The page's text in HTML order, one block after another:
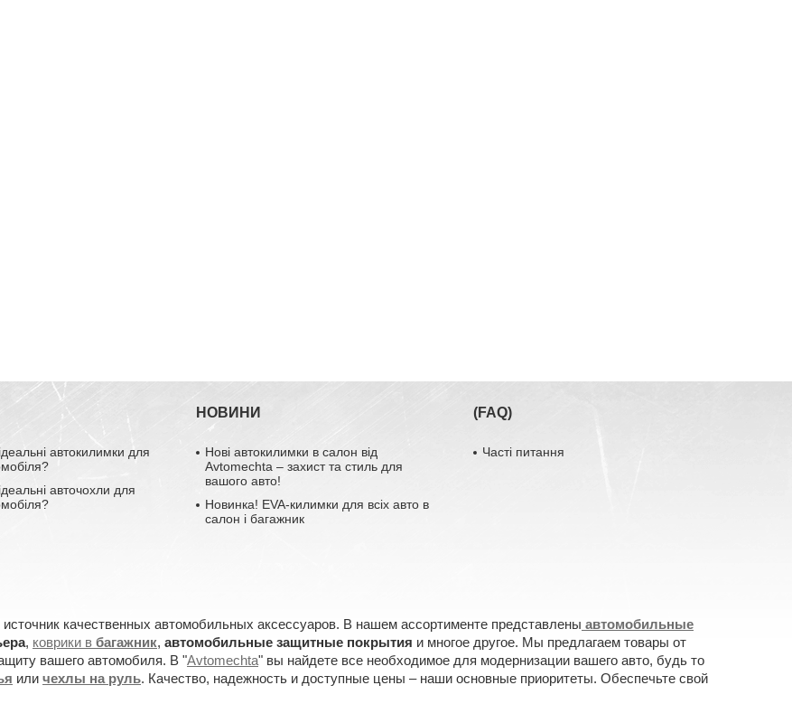
автокилимки для
авточохли для
НОВИНИ
Нові автокилимки в салон від
Avtomechta – захист та стиль для
вашого авто!
Новинка! EVA-килимки для всіх авто в
салон і багажник
(FAQ)
Часті питання
качественных автомобильных аксессуаров. В нашем ассортименте представлены автомобильные
, коврики в багажник, автомобильные защитные покрытия и многое другое. Мы предлагаем товары от
вашего автомобиля. В "Avtomechta" вы найдете все необходимое для модернизации вашего авто, будь то
или чехлы на руль. Качество, надежность и доступные цены – наши основные приоритеты. Обеспечьте свой